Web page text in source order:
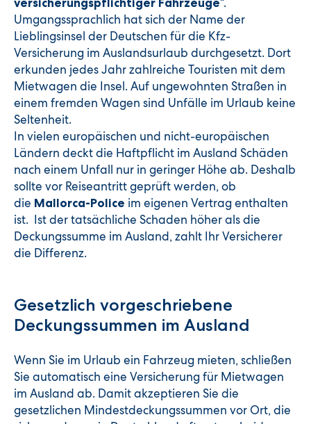
versicherungspflichtiger Fahrzeuge
Umgangssprachlich hat sich der Name der
Lieblingsinsel der Deutschen für die Kfz-
Versicherung im Auslandsurlaub durchgesetzt. Dort
erkunden jedes Jahr zahlreiche Touristen mit dem
Mietwagen die Insel. Auf ungewohnten Straßen in
einem fremden Wagen sind Unfälle im Urlaub keine
Seltenheit.
In vielen europäischen und nicht-europäischen
Ländern deckt die Haftpflicht im Ausland Schäden
nach einem Unfall nur in geringer Höhe ab. Deshalb
sollte vor Reiseantritt geprüft werden, ob
die Mallorca-Police im eigenen Vertrag enthalten
ist. Ist der tatsächliche Schaden höher als die
Deckungssumme im Ausland, zahlt Ihr Versicherer
die Differenz.
Gesetzlich vorgeschriebene
Deckungssummen im Ausland
Wenn Sie im Urlaub ein Fahrzeug mieten, schließen
Sie automatisch eine Versicherung für Mietwagen
im Ausland ab. Damit akzeptieren Sie die
gesetzlichen Mindestdeckungssummen vor Ort, die